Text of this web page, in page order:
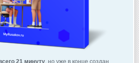
21 минуту, но уже в конце создан